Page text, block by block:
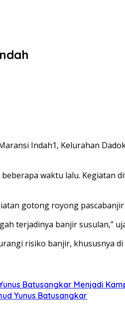
Indah1, Kelurahan
waktu lalu. Kegiatan
gotong royong
terjadinya banjir susulan,”
risiko banjir, khususnya
Batusangkar Menjadi
Yunus Batusangkar